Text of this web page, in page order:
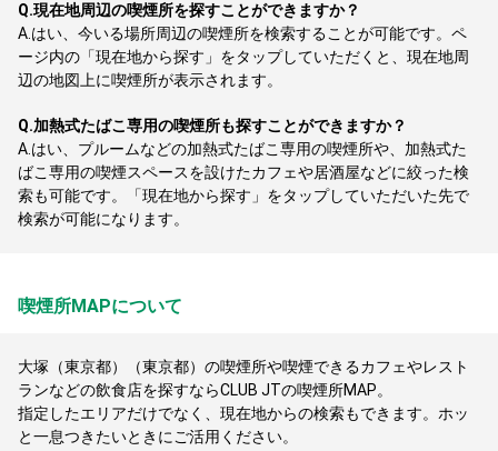
Q.現在地周辺の喫煙所を探すことができますか？
A. はい、今いる場所周辺の喫煙所を検索することが可能です。ペ
ージ内の「現在地から探す」をタップしていただくと、現在地周
辺の地図上に喫煙所が表示されます。
Q.加熱式たばこ専用の喫煙所も探すことができますか？
A. はい、プルームなどの加熱式たばこ専用の喫煙所や、加熱式た
ばこ専用の喫煙スペースを設けたカフェや居酒屋などに絞った検
索も可能です。「現在地から探す」をタップしていただいた先で
検索が可能になります。
喫煙所MAPについて
大塚（東京都）（東京都）の喫煙所や喫煙できるカフェやレスト
ランなどの飲食店を探すならCLUB JTの喫煙所MAP。
指定したエリアだけでなく、現在地からの検索もできます。ホッ
と一息つきたいときにご活用ください。